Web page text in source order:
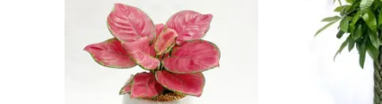
プライバシーポリシー